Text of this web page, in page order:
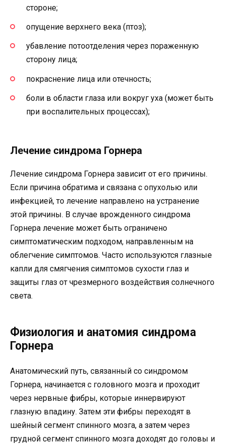
стороне;
опущение верхнего века (птоз);
убавление потоотделения через пораженную
сторону лица;
покраснение лица или отечность;
боли в области глаза или вокруг уха (может быть
при воспалительных процессах);
Лечение синдрома Горнера
Лечение синдрома Горнера зависит от его причины.
Если причина обратима и связана с опухолью или
инфекцией, то лечение направлено на устранение
этой причины. В случае врожденного синдрома
Горнера лечение может быть ограничено
симптоматическим подходом, направленным на
облегчение симптомов. Часто используются глазные
капли для смягчения симптомов сухости глаз и
защиты глаз от чрезмерного воздействия солнечного
света.
Физиология и анатомия синдрома
Горнера
Анатомический путь, связанный со синдромом
Горнера, начинается с головного мозга и проходит
через нервные фибры, которые иннервируют
глазную впадину. Затем эти фибры переходят в
шейный сегмент спинного мозга, а затем через
грудной сегмент спинного мозга доходят до головы и